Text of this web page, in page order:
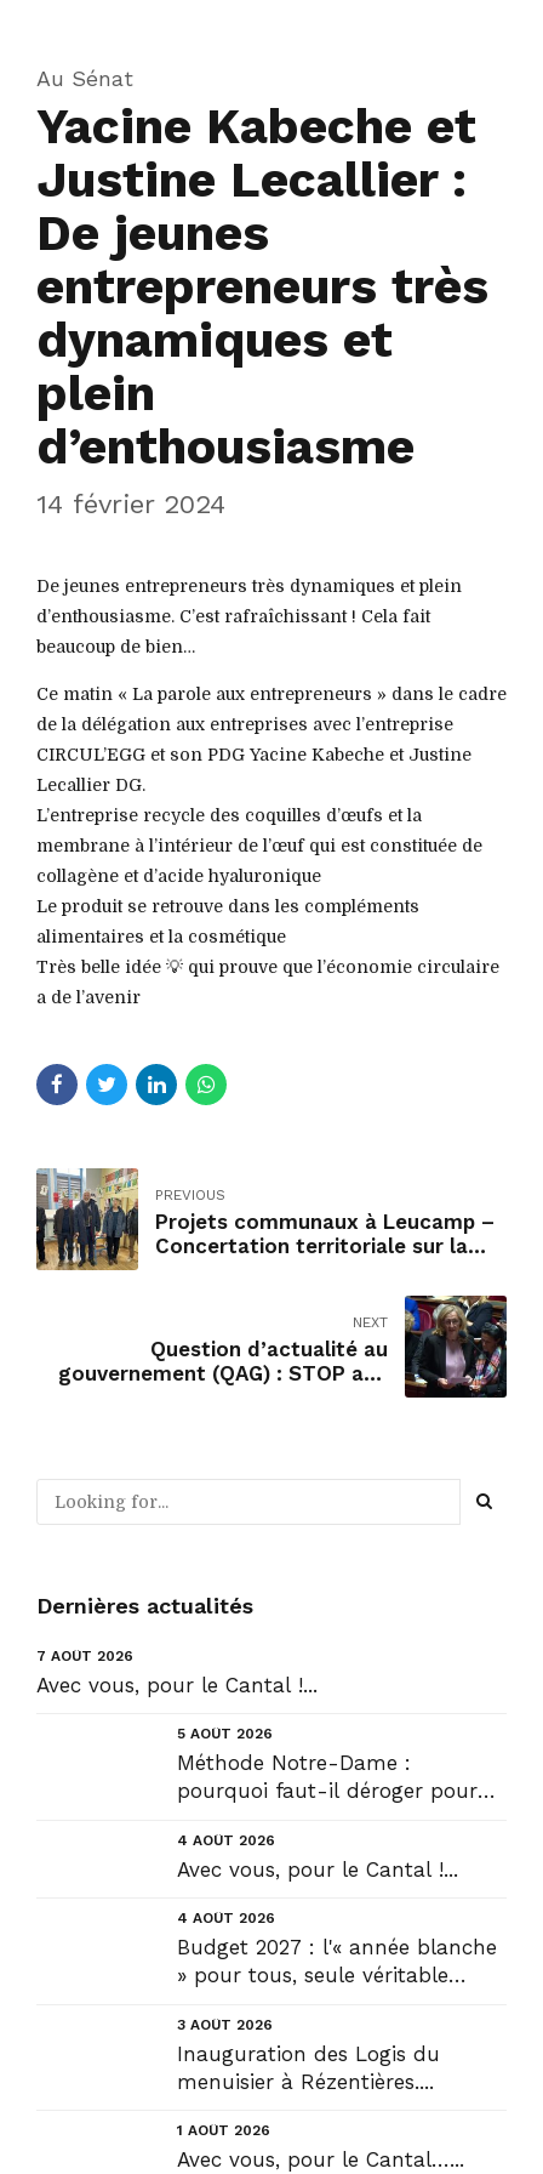
Au Sénat
Yacine Kabeche et
Justine Lecallier :
De jeunes
entrepreneurs très
dynamiques et
plein
d’enthousiasme
14 février 2024
De jeunes entrepreneurs très dynamiques et plein
d’enthousiasme. C’est rafraîchissant ! Cela fait
beaucoup de bien…
Ce matin « La parole aux entrepreneurs » dans le cadre
de la délégation aux entreprises avec l’entreprise
CIRCUL’EGG et son PDG Yacine Kabeche et Justine
Lecallier DG.
L’entreprise recycle des coquilles d’œufs et la
membrane à l’intérieur de l’œuf qui est constituée de
collagène et d’acide hyaluronique
Le produit se retrouve dans les compléments
alimentaires et la cosmétique
Très belle idée 💡 qui prouve que l’économie circulaire
a de l’avenir
PREVIOUS
Projets communaux à Leucamp –
Concertation territoriale sur la
Cère – Présentation de la
situation économique à la CCI du
Cantal
NEXT
Question d’actualité au
gouvernement (QAG) : STOP aux
Dernières actualités
7 AOÛT 2026
Avec vous, pour le Cantal !...
5 AOÛT 2026
Méthode Notre-Dame :
pourquoi faut-il déroger pour
4 AOÛT 2026
Avec vous, pour le Cantal !...
4 AOÛT 2026
Budget 2027 : l'« année blanche
» pour tous, seule véritable
3 AOÛT 2026
Inauguration des Logis du
menuisier à Rézentières....
1 AOÛT 2026
Avec vous, pour le Cantal…...